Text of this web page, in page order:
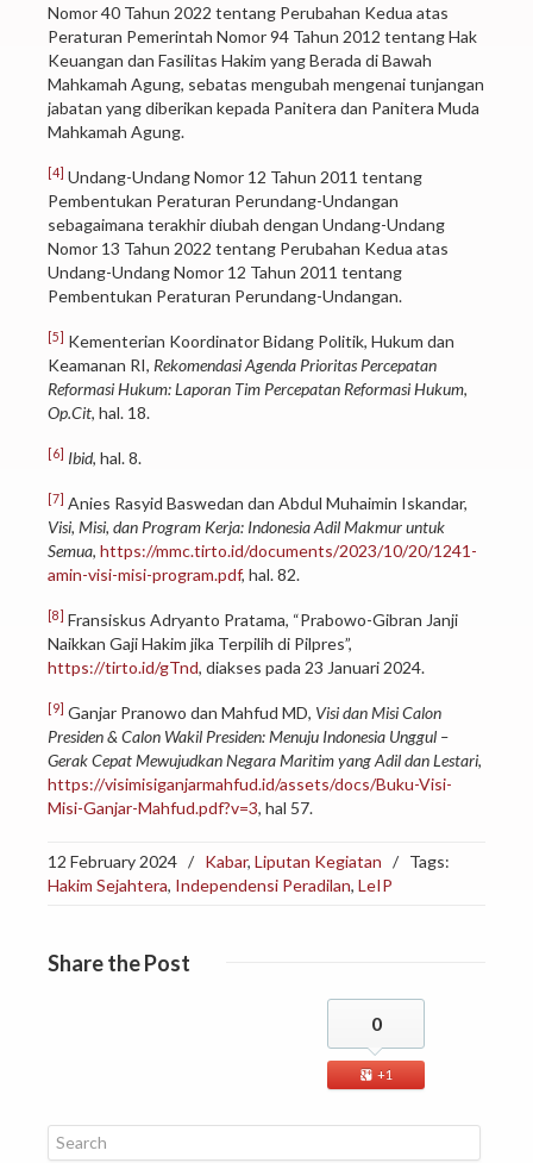
Nomor 40 Tahun 2022 tentang Perubahan Kedua atas
Peraturan Pemerintah Nomor 94 Tahun 2012 tentang Hak
Keuangan dan Fasilitas Hakim yang Berada di Bawah
Mahkamah Agung, sebatas mengubah mengenai tunjangan
jabatan yang diberikan kepada Panitera dan Panitera Muda
Mahkamah Agung.
[4] Undang-Undang Nomor 12 Tahun 2011 tentang
Pembentukan Peraturan Perundang-Undangan
sebagaimana terakhir diubah dengan Undang-Undang
Nomor 13 Tahun 2022 tentang Perubahan Kedua atas
Undang-Undang Nomor 12 Tahun 2011 tentang
Pembentukan Peraturan Perundang-Undangan.
[5] Kementerian Koordinator Bidang Politik, Hukum dan
Keamanan RI, Rekomendasi Agenda Prioritas Percepatan
Reformasi Hukum: Laporan Tim Percepatan Reformasi Hukum,
Op.Cit, hal. 18.
[6] Ibid, hal. 8.
[7] Anies Rasyid Baswedan dan Abdul Muhaimin Iskandar,
Visi, Misi, dan Program Kerja: Indonesia Adil Makmur untuk
Semua, https://mmc.tirto.id/documents/2023/10/20/1241-
amin-visi-misi-program.pdf, hal. 82.
[8] Fransiskus Adryanto Pratama, “Prabowo-Gibran Janji
Naikkan Gaji Hakim jika Terpilih di Pilpres”,
https://tirto.id/gTnd, diakses pada 23 Januari 2024.
[9] Ganjar Pranowo dan Mahfud MD, Visi dan Misi Calon
Presiden & Calon Wakil Presiden: Menuju Indonesia Unggul –
Gerak Cepat Mewujudkan Negara Maritim yang Adil dan Lestari,
https://visimisiganjarmahfud.id/assets/docs/Buku-Visi-
Misi-Ganjar-Mahfud.pdf?v=3, hal 57.
12 February 2024 / Kabar, Liputan Kegiatan / Tags:
Hakim Sejahtera, Independensi Peradilan, LeIP
Sharethe Post
0
+1